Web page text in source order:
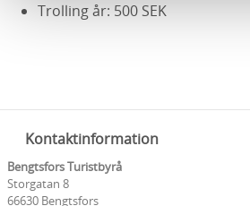
Trolling år: 500 SEK
Kontaktinformation
Bengtsfors Turistbyrå
Storgatan 8
66630 Bengtsfors